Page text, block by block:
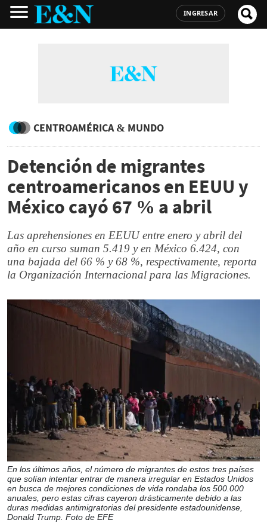
INGRESAR
CENTROAMÉRICA & MUNDO
Detención de migrantes
centroamericanos en EEUU y
México cayó 67 % a abril
Las aprehensiones en EEUU entre enero y abril del
año en curso suman 5.419 y en México 6.424, con
una bajada del 66 % y 68 %, respectivamente, reporta
la Organización Internacional para las Migraciones.
En los últimos años, el número de migrantes de estos tres países
que solían intentar entrar de manera irregular en Estados Unidos
en busca de mejores condiciones de vida rondaba los 500.000
anuales, pero estas cifras cayeron drásticamente debido a las
duras medidas antimigratorias del presidente estadounidense,
Donald Trump. Foto de EFE